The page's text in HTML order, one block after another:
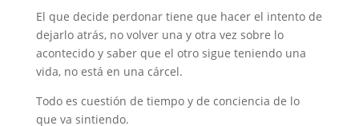
El que decide perdonar tiene que hacer el intento de
dejarlo atrás, no volver una y otra vez sobre lo
acontecido y saber que el otro sigue teniendo una
vida, no está en una cárcel.
Todo es cuestión de tiempo y de conciencia de lo
que va sintiendo.